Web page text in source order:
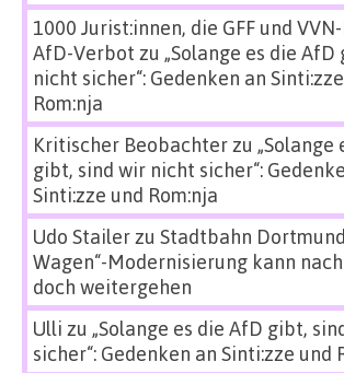
1000 Jurist:innen, die GFF und
AfD-Verbot zu „Solange es die
nicht sicher“: Gedenken an
Rom:nja
Kritischer Beobachterzu „Solange
gibt, sind wir nicht sicher“:
Sinti:zze und Rom:nja
Udo Stailerzu Stadtbahn
Wagen“-Modernisierung kann
doch weitergehen
Ulli zu „Solange es die AfD gibt,
sicher“: Gedenken an Sinti:zze und